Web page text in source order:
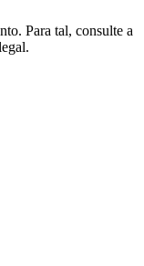
Para tal, consulte a